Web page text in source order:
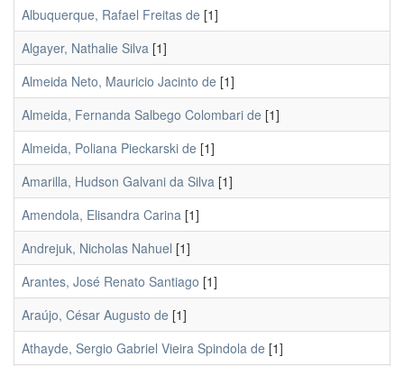
Albuquerque, Rafael Freitas de [1]
Algayer, Nathalie Silva [1]
Almeida Neto, Mauricio Jacinto de [1]
Almeida, Fernanda Salbego Colombari de [1]
Almeida, Poliana Pieckarski de [1]
Amarilla, Hudson Galvani da Silva [1]
Amendola, Elisandra Carina [1]
Andrejuk, Nicholas Nahuel [1]
Arantes, José Renato Santiago [1]
Araújo, César Augusto de [1]
Athayde, Sergio Gabriel Vieira Spindola de [1]